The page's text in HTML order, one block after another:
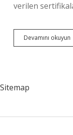
verilen
Devamını okuyun
Sitemap